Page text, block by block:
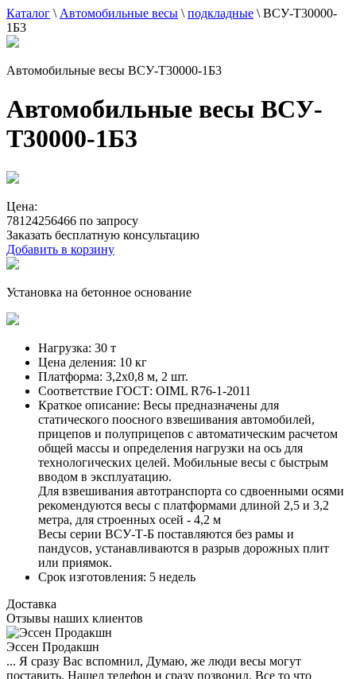
Каталог \ Автомобильные весы \ подкладные \ ВСУ-Т30000-
1Б3
Автомобильные весы ВСУ-Т30000-1Б3
Автомобильные весы ВСУ-
Т30000-1Б3
Цена:
78124256466 по запросу
Заказать бесплатную консультацию
Добавить в корзину
Установка на бетонное основание
Нагрузка: 30 т
Цена деления: 10 кг
Платформа: 3,2х0,8 м, 2 шт.
Соответствие ГОСТ: OIML R76-1-2011
Краткое описание: Весы предназначены для
статического поосного взвешивания автомобилей,
прицепов и полуприцепов с автоматическим расчетом
общей массы и определения нагрузки на ось для
технологических целей. Мобильные весы с быстрым
вводом в эксплуатацию.
Для взвешивания автотранспорта со сдвоенными осями
рекомендуются весы с платформами длиной 2,5 и 3,2
метра, для строенных осей - 4,2 м
Весы серии ВСУ-Т-Б поставляются без рамы и
пандусов, устанавливаются в разрыв дорожных плит
или приямок.
Срок изготовления: 5 недель
Доставка
Отзывы наших клиентов
Эссен Продакшн
... Я сразу Вас вспомнил, Думаю, же люди весы могут
поставить. Нашел телефон и сразу позвонил. Все то что